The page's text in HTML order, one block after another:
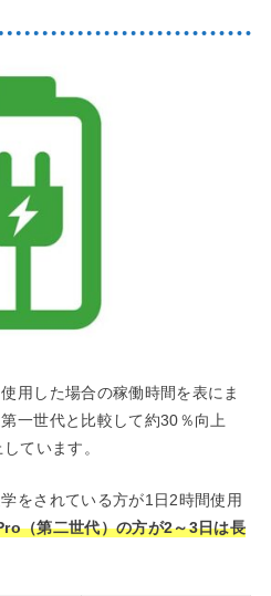
用した場合の稼働時間を表にま
一世代と比較して約30％向上
ています。
をされている方が1日2時間使用
（第二世代）の方が2～3日は長